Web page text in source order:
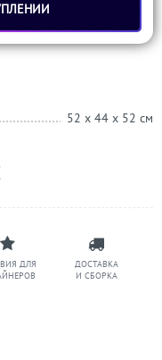
ДЛЯ
ДОСТАВКА
И СБОРКА
52 x 44 x 52 см